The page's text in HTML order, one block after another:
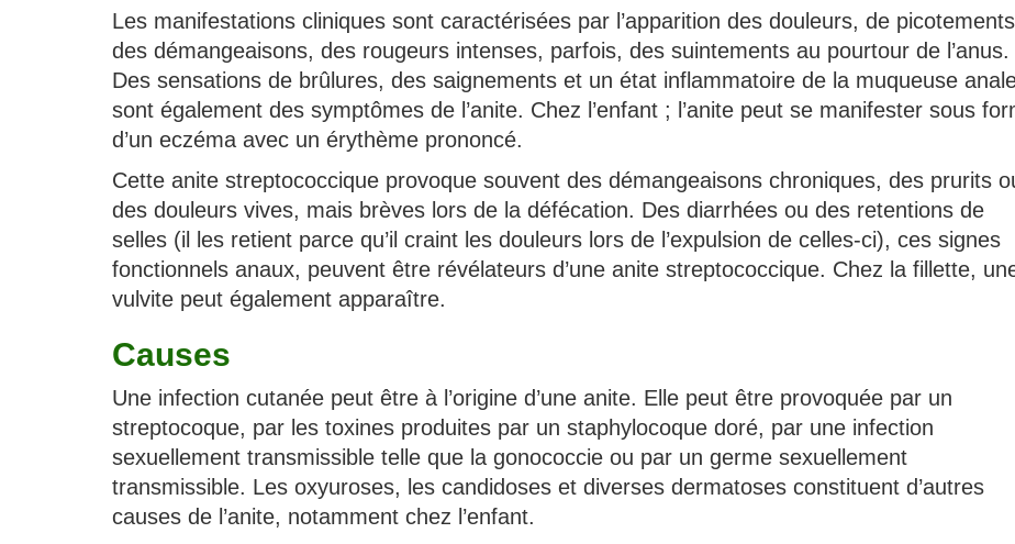
Les manifestations cliniques sont caractérisées par l’apparition des douleurs, de
des démangeaisons, des rougeurs intenses, parfois, des suintements au pourtour de l’anus.
Des sensations de brûlures, des saignements et un état inflammatoire de la muqueuse
sont également des symptômes de l’anite. Chez l’enfant ; l’anite peut se manifester sous
d’un eczéma avec un érythème prononcé.
Cette anite streptococcique provoque souvent des démangeaisons chroniques, des prurits
des douleurs vives, mais brèves lors de la défécation. Des diarrhées ou des retentions de
selles (il les retient parce qu’il craint les douleurs lors de l’expulsion de celles-ci), ces signes
fonctionnels anaux, peuvent être révélateurs d’une anite streptococcique. Chez la fillette,
vulvite peut également apparaître.
Causes
Une infection cutanée peut être à l’origine d’une anite. Elle peut être provoquée par un
streptocoque, par les toxines produites par un staphylocoque doré, par une infection
sexuellement transmissible telle que la gonococcie ou par un germe sexuellement
transmissible. Les oxyuroses, les candidoses et diverses dermatoses constituent d’autres
causes de l’anite, notamment chez l’enfant.